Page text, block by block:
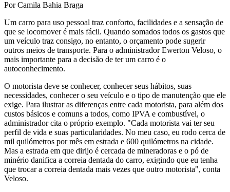
Por Camila Bahia Braga
Um carro para uso pessoal traz conforto, facilidades e a sensação de
que se locomover é mais fácil. Quando somados todos os gastos que
um veículo traz consigo, no entanto, o orçamento pode sugerir
outros meios de transporte. Para o administrador Ewerton Veloso, o
mais importante para a decisão de ter um carro é o
autoconhecimento.
O motorista deve se conhecer, conhecer seus hábitos, suas
necessidades, conhecer o seu veículo e o tipo de manutenção que ele
exige. Para ilustrar as diferenças entre cada motorista, para além dos
custos básicos e comuns a todos, como IPVA e combustível, o
administrador cita o próprio exemplo. "Cada motorista vai ter seu
perfil de vida e suas particularidades. No meu caso, eu rodo cerca de
mil quilómetros por mês em estrada e 600 quilómetros na cidade.
Mas a estrada em que dirijo é cercada de mineradoras e o pó de
minério danifica a correia dentada do carro, exigindo que eu tenha
que trocar a correia dentada mais vezes que outro motorista", conta
Veloso.